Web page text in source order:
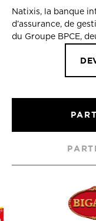
Natixis, la banque
d’assurance, de
du Groupe BPCE,